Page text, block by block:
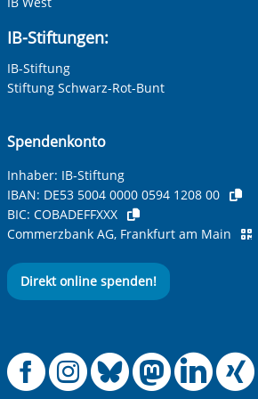
Ihre E-Mail-Adresse
Ihre Telefonnummer
Betreff ihrer Anfrage
Ihre Nachricht*
Anti-Roboter-Verifizierung
IB-Stiftungen:
IB-Stiftung
Stiftung Schwarz-Rot-Bunt
Spendenkonto
Inhaber: IB-Stiftung
IBAN: DE53 5004 0000 0594 1208 00
BIC: COBADEFFXXX
Commerzbank AG, Frankfurt am Main
Direkt online spenden!
Offizielle
Offizielle